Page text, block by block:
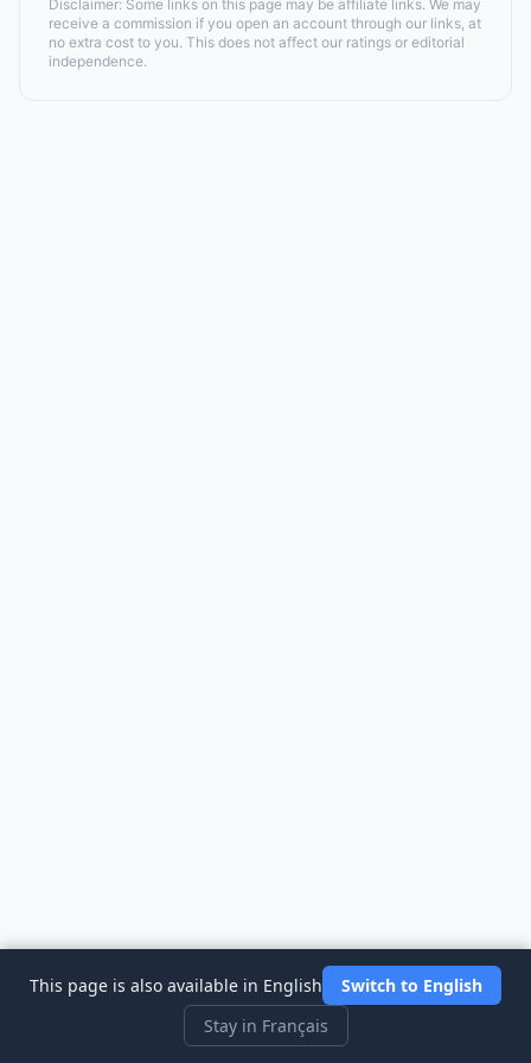
Disclaimer: Some links on this page may be affiliate links. We may
receive a commission if you open an account through our links, at
no extra cost to you. This does not affect our ratings or editorial
independence.
This page is also available in English
Switch to English
Stay in Français